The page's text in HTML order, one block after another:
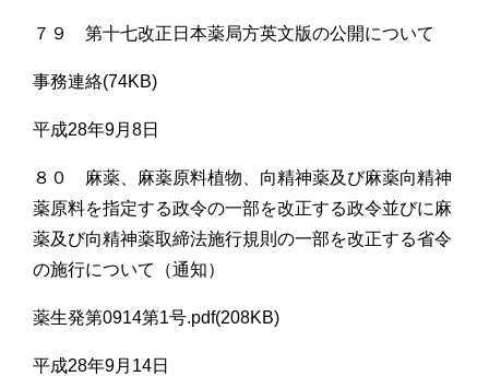
７９ 第十七改正日本薬局方英文版の公開について
事務連絡(74KB)
平成28年9月8日
８０ 麻薬、麻薬原料植物、向精神薬及び麻薬向精神
薬原料を指定する政令の一部を改正する政令並びに麻
薬及び向精神薬取締法施行規則の一部を改正する省令
の施行について（通知）
薬生発第0914第1号.pdf(208KB)
平成28年9月14日